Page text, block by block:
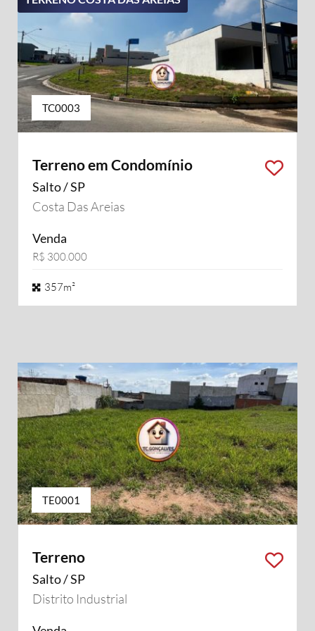
TC0003
Terreno em Condomínio
Salto / SP
Costa Das Areias
Venda
R$ 300.000
357m²
TE0001
Terreno
Salto / SP
Distrito Industrial